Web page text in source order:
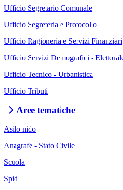
Ufficio Segretario Comunale
Ufficio Segreteria e Protocollo
Ufficio Ragioneria e Servizi Finanziari
Ufficio Servizi Demografici -
Ufficio Tecnico - Urbanistica
Ufficio Tributi
Aree tematiche
Asilo nido
Anagrafe - Stato Civile
Scuola
Spid